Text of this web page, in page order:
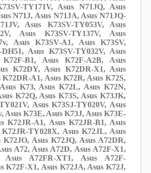
TY171V, Asus N71JQ, Asus
N71J, Asus N71JA, Asus N71JQ-
Asus K73SV-TY053V, Asus
Asus K73SV-TY137V, Asus
Asus K73SV-A1, Asus K73SV,
DH51, Asus K73SV-TY032V, Asus
B1, Asus K72F-A2B, Asus
K72DY, Asus K72DR-X1, Asus
K72DR-A1, Asus K72R, Asus K72S,
K73, Asus K72L, Asus K72N,
K72Q, Asus K73S, Asus K73JK,
Asus K73SJ-TY020V, Asus
Asus K73E, Asus K73J, Asus K73E-
K72JR-A1, Asus K72JR-B1, Asus
TY028X, Asus K72JL, Asus
K72JO, Asus K72JQ, Asus A72DR,
A72, Asus A72D, Asus A72F-X1,
Asus A72FR-XT1, Asus A72F-
K72F-X1, Asus K72JA, Asus K72J,